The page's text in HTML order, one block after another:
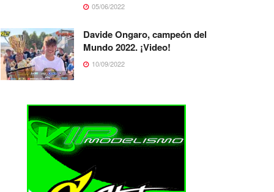
05/06/2022
Davide Ongaro, campeón del
Mundo 2022. ¡Video!
10/09/2022